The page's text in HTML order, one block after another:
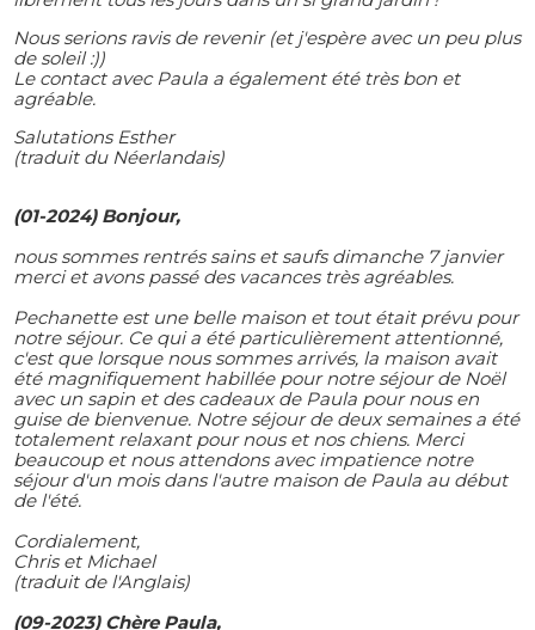
Nous serions ravis de revenir (et j'espère avec un peu plus
de soleil :))
Le contact avec Paula a également été très bon et
agréable.
Salutations Esther
(traduit du Néerlandais)
(01-2024) Bonjour,
nous sommes rentrés sains et saufs dimanche 7 janvier
merci et avons passé des vacances très agréables.
Pechanette est une belle maison et tout était prévu pour
notre séjour. Ce qui a été particulièrement attentionné,
c'est que lorsque nous sommes arrivés, la maison avait
été magnifiquement habillée pour notre séjour de Noël
avec un sapin et des cadeaux de Paula pour nous en
guise de bienvenue. Notre séjour de deux semaines a été
totalement relaxant pour nous et nos chiens. Merci
beaucoup et nous attendons avec impatience notre
séjour d'un mois dans l'autre maison de Paula au début
de l'été.
Cordialement,
Chris et Michael
(traduit de l'Anglais)
(09-2023) Chère Paula,